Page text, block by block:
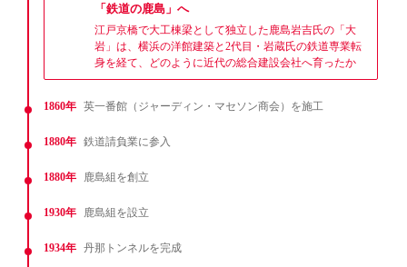
「鉄道の鹿島」へ
江戸京橋で大工棟梁として独立した鹿島岩吉氏の「大
岩」は、横浜の洋館建築と2代目・岩蔵氏の鉄道専業転
身を経て、どのように近代の総合建設会社へ育ったか
1860年 英一番館（ジャーディン・マセソン商会）を施工
1880年 鉄道請負業に参入
1880年 鹿島組を創立
1930年 鹿島組を設立
1934年 丹那トンネルを完成